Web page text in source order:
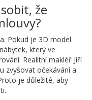
že
Pokud je 3D model
který ve
Realitní makléř Jiří
zvyšovat očekávání a
je důležité, aby